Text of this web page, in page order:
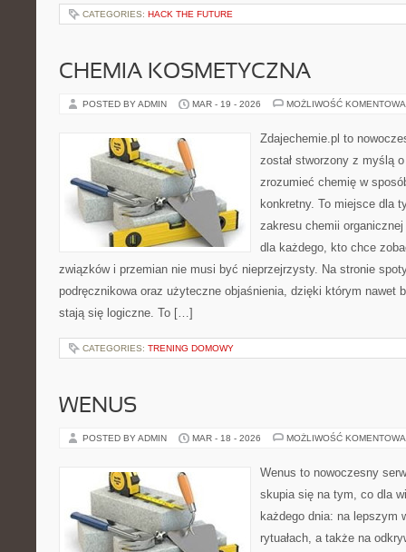
CATEGORIES: HACK THE FUTURE
CHEMIA KOSMETYCZNA
POSTED BY ADMIN MAR - 19 - 2026 MOŻLIWOŚĆ
Zdajechemie.pl to
został stworzony z myślą
zrozumieć chemię w
konkretny. To miejsce dla
zakresu chemii
dla każdego, kto chce
związków i przemian nie musi być nieprzejrzysty. Na stronie
podręcznikowa oraz użyteczne objaśnienia, dzięki którym nawet
stają się logiczne. To […]
CATEGORIES: TRENING DOMOWY
WENUS
POSTED BY ADMIN MAR - 18 - 2026 MOŻLIWOŚĆ
Wenus to nowoczesny
skupia się na tym, co dla
każdego dnia: na lepszym
rytuałach, a także na